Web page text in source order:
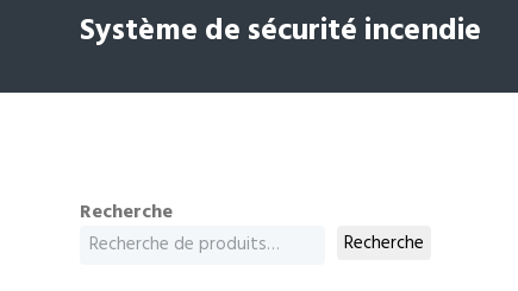
Système de sécurité incendie
Recherche
Recherche